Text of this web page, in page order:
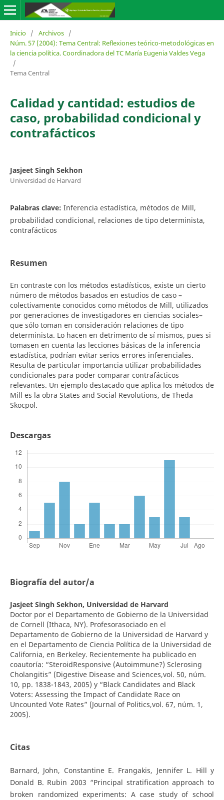
Inicio / Archivos /
Núm. 57 (2004): Tema Central: Reflexiones teórico-metodológicas en
la ciencia política. Coordinadora del TC María Eugenia Valdes Vega
/
Tema Central
Calidad y cantidad: estudios de
caso, probabilidad condicional y
contrafácticos
Jasjeet Singh Sekhon
Universidad de Harvard
Palabras clave: Inferencia estadística, métodos de Mill,
probabilidad condicional, relaciones de tipo determinista,
contrafácticos
Resumen
En contraste con los métodos estadísticos, existe un cierto
número de métodos basados en estudios de caso –
colectivamente conocidos como métodos de Mill, utilizados
por generaciones de investigadores en ciencias sociales–
que sólo toman en consideración relaciones de tipo
determinista. Lo hacen en detrimento de sí mismos, pues si
tomasen en cuenta las lecciones básicas de la inferencia
estadística, podrían evitar serios errores inferenciales.
Resulta de particular importancia utilizar probabilidades
condicionales para poder comparar contrafácticos
relevantes. Un ejemplo destacado que aplica los métodos de
Mill es la obra States and Social Revolutions, de Theda
Skocpol.
Descargas
Biografía del autor/a
Jasjeet Singh Sekhon, Universidad de Harvard
Doctor por el Departamento de Gobierno de la Universidad
de Cornell (Ithaca, NY). Profesorasociado en el
Departamento de Gobierno de la Universidad de Harvard y
en el Departamento de Ciencia Política de la Universidad de
California, en Berkeley. Recientemente ha publicado en
coautoría: “SteroidResponsive (Autoimmune?) Sclerosing
Cholangitis” (Digestive Disease and Sciences,vol. 50, núm.
10, pp. 1838-1843, 2005) y “Black Candidates and Black
Voters: Assessing the Impact of Candidate Race on
Uncounted Vote Rates” (Journal of Politics,vol. 67, núm. 1,
2005).
Citas
Barnard, John, Constantine E. Frangakis, Jennifer L. Hill y
Donald B. Rubin 2003 “Principal stratification approach to
broken randomized experiments: A case study of school